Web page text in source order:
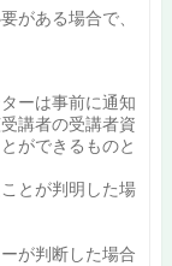
がある場合で、
ーは事前に通知
講者の受講者資
ができるものと
とが判明した場
が判断した場合